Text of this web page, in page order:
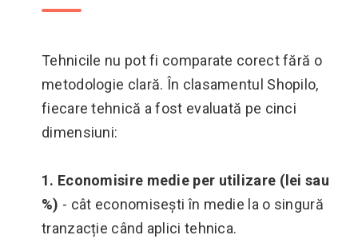
Tehnicile nu pot fi comparate corect fără o
metodologie clară. În clasamentul Shopilo,
fiecare tehnică a fost evaluată pe cinci
dimensiuni:
1. Economisire medie per utilizare (lei sau
%) - cât economisești în medie la o singură
tranzacție când aplici tehnica.